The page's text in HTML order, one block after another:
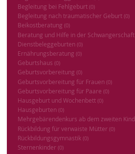
Begleitung bei Fehlgeburt (0)
Begleitung nach traumatischer Geburt (0)
Beikostberatung (0)
Beratung und Hilfe in der Schwangerschaft
Dienstbeleggeburten (0)
Ernährungsberatung (0)
Geburtshaus (0)
Geburtsvorbereitung (0)
Geburtsvorbereitung für Frauen (0)
Geburtsvorbereitung für Paare (0)
Hausgeburt und Wochenbett (0)
Hausgeburten (0)
Mehrgebärendenkurs ab dem zweiten Kind
Rückbildung für verwaiste Mütter (0)
Rückbildungsgymnastik (0)
Sternenkinder (0)